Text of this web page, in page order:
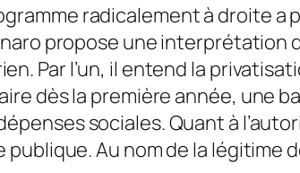
radicalement à droite a
propose une interprétation
Par l’un, il entend la
dès la première année, une
sociales. Quant à
publique. Au nom de la légitime